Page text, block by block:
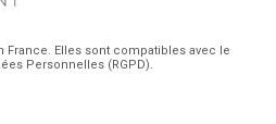
Elles sont compatibles avec le
Personnelles (RGPD).